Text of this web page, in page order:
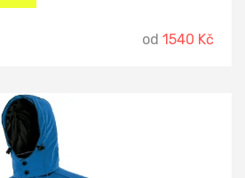
od 1540 Kč